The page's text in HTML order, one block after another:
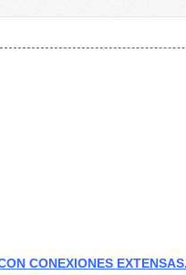
CONEXIONES EXTENSAS.